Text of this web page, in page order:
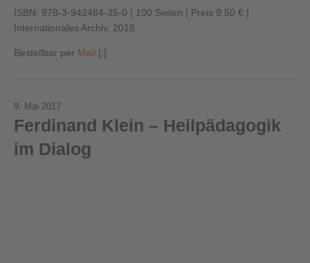
ISBN: 978-3-942484-35-0 | 100 Seiten | Preis 9,50 € |
Internationales Archiv, 2018
Bestellbar per Mail .[:]
9. Mai 2017
Ferdinand Klein – Heilpädagogik
im Dialog